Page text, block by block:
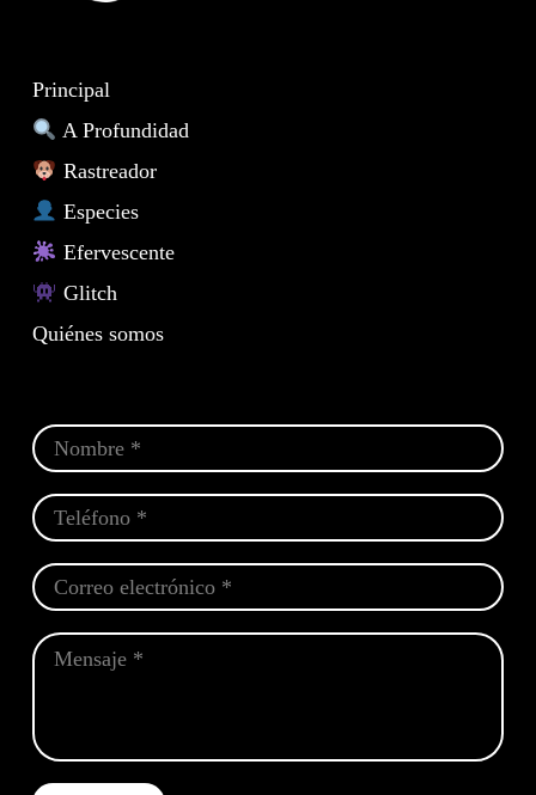
Principal
A Profundidad
Rastreador
Especies
Efervescente
Glitch
Quiénes somos